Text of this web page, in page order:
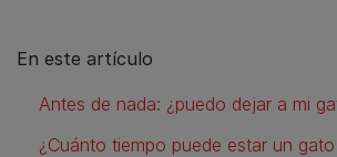
En este artículo
Antes de nada: ¿puedo dejar a mi
¿Cuánto tiempo puede estar un